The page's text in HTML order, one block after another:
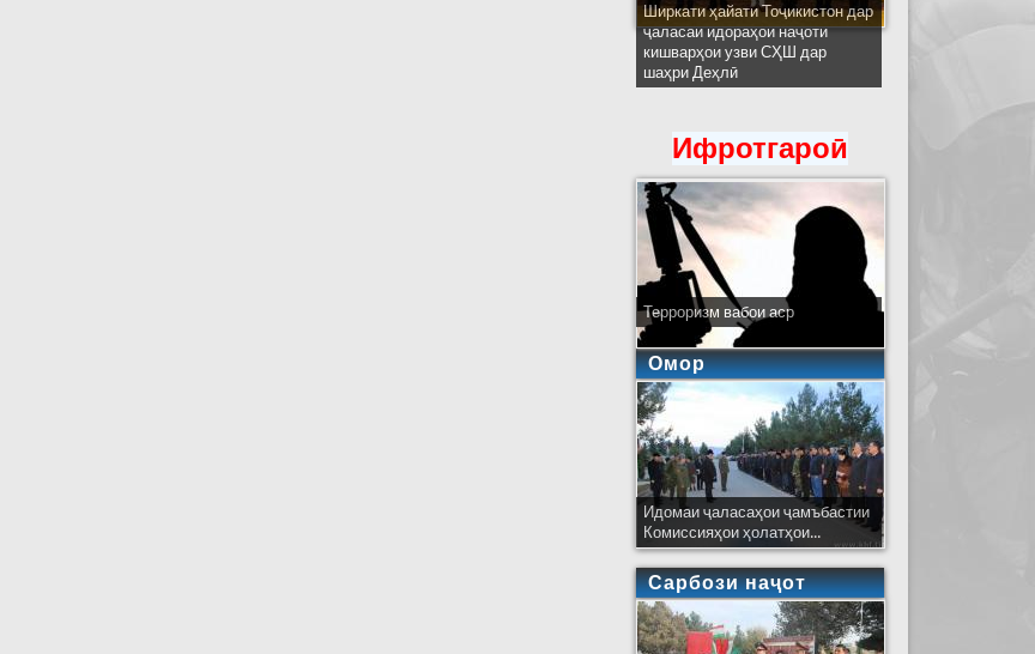
Ширкати ҳайати Тоҷикистон дар
ҷаласаи идораҳои наҷоти
кишварҳои узви СҲШ дар
шаҳри Деҳлӣ
Ифротгароӣ
Терроризм вабои аср
Омор
Идомаи ҷаласаҳои ҷамъбастии
Комиссияҳои ҳолатҳои...
Сарбози наҷот